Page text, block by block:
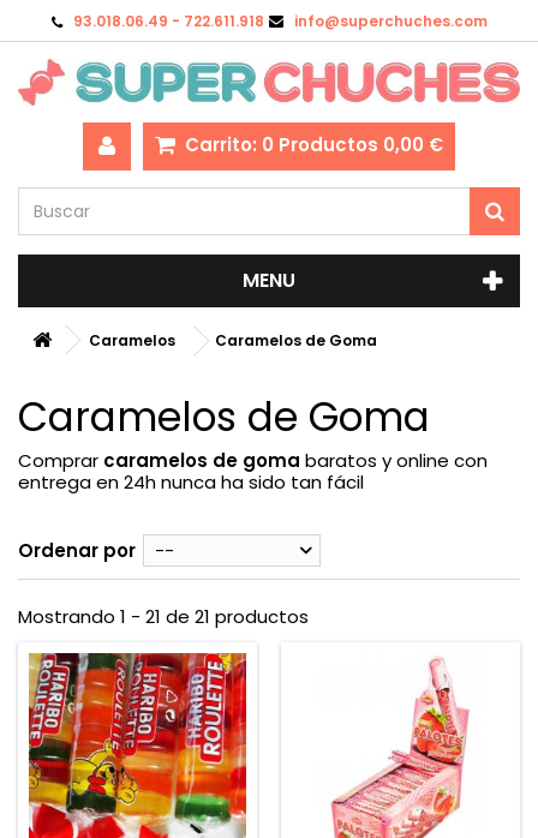
93.018.06.49 - 722.611.918 info@superchuches.com
Carrito: 0 Productos 0,00 €
MENU
Caramelos Caramelos de Goma
Caramelos de Goma
Comprar caramelos de goma baratos y online con
entrega en 24h nunca ha sido tan fácil
Ordenar por --
Mostrando 1 - 21 de 21 productos